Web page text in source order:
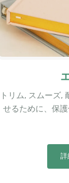
トリム, スムーズ,
せるために、保